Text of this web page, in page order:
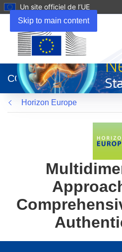
Skip to main content
Un site officiel de l’UE
dans
une
nouvelle
fenêtre)
CORDIS
Horizon Europe